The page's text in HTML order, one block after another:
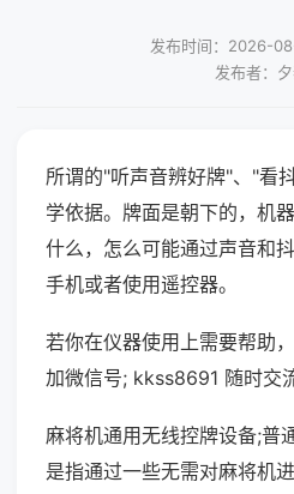
发布时间：2026-
发布者：
所谓的"听声音辨好牌"、"看
学依据。牌面是朝下的，机
什么，怎么可能通过声音和
手机或者使用遥控器。
若你在仪器使用上需要帮助
加微信号; kkss8691 随时交
麻将机通用无线控牌设备;普
是指通过一些无需对麻将机